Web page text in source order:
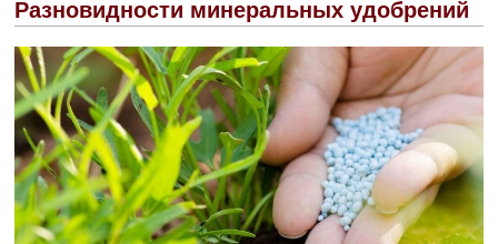
Разновидности минеральных удобрений